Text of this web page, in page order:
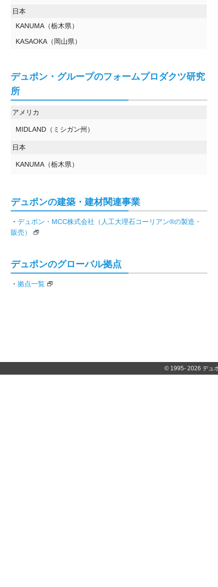
日本
KANUMA（栃木県）
KASAOKA（岡山県）
デュポン・グループのフォームプロダクツ研究
所
アメリカ
MIDLAND（ミシガン州）
日本
KANUMA（栃木県）
デュポンの建築・建材関連事業
・デュポン・MCC株式会社（人工大理石コーリアン®の製造・
販売）
デュポンのグローバル拠点
・拠点一覧
© 1995- 2026 デュ